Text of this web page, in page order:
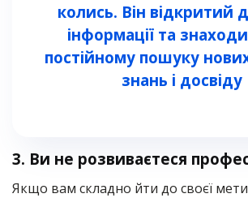
колись. Він відкритий
інформації та
постійному пошуку
знань і досвіду
3. Ви не розвиваєтеся
Якщо вам складно йти до своєї мети,